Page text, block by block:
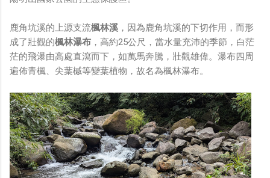
鹿角坑溪的上源支流楓林溪 ，因為鹿角坑溪的下切作用，而形
成了壯觀的楓林瀑布 ，高約25公尺，當水量充沛的季節，白茫
茫的飛瀑由高處直瀉而下，如萬馬奔騰，壯觀雄偉。瀑布四周
遍佈青楓、尖葉槭等變葉植物，故名為楓林瀑布。